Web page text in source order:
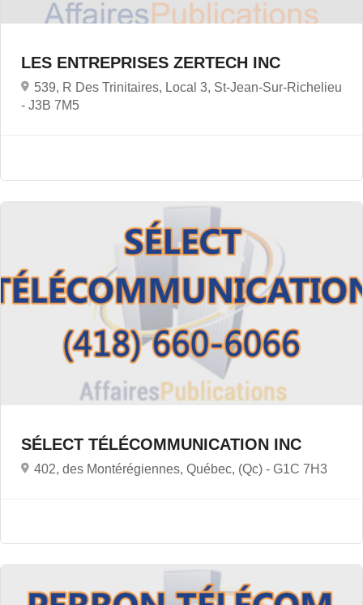
LES ENTREPRISES ZERTECH INC
539, R Des Trinitaires, Local 3, St-Jean-Sur-Richelieu
- J3B 7M5
SÉLECT TÉLÉCOMMUNICATION INC
402, des Montérégiennes, Québec, (Qc) - G1C 7H3